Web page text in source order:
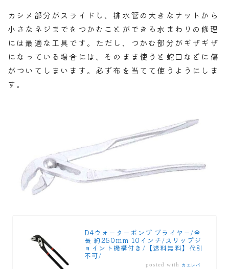
カシメ部分がスライドし、排水管の大きなナットから
小さなネジまでをつかむことができる水まわりの修理
には最適な工具です。ただし、つかむ部分がギザギザ
になっている場合には、そのまま使うと蛇口などに傷
がついてしまいます。必ず布を当てて使うようにしま
す。
D4ウォーターポンプ プライヤー/全
長 約250mm 10インチ/スリップジ
ョイント機構付き/【送料無料】代引
不可/
posted with カエレバ